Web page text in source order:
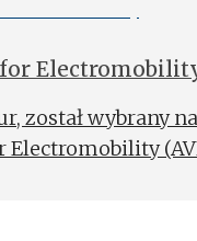
został wybrany